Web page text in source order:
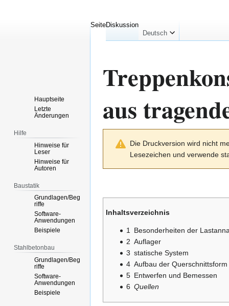
aus
Navigation
Suche
Die Druckversion wird nicht
Lesezeichen und verwende
Inhaltsverzeichnis
1 Besonderheiten der
2 Auflager
3 statische System
4 Aufbau der Querschnittsform
5 Entwerfen und Bemessen
6 Quellen
SeiteDiskussion
Deutsch
Hauptseite
Letzte
Änderungen
Hilfe
Hinweise für
Leser
Hinweise für
Autoren
Baustatik
Grundlagen/Beg
riffe
Software-
Anwendungen
Beispiele
Stahlbetonbau
Grundlagen/Beg
riffe
Software-
Anwendungen
Beispiele